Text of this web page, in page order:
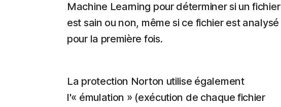
Machine Learning pour déterminer si un fichier
est sain ou non, même si ce fichier est analysé
pour la première fois.
La protection Norton utilise également
l'« émulation » (exécution de chaque fichier